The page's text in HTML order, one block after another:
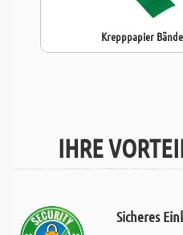
Krepppapier
IHRE
Sicheres